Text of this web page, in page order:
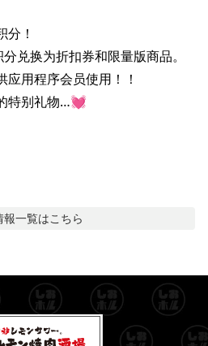
分！
换为折扣券和限量版商品。
应用程序会员使用！！
特别礼物…💓
報一覧はこちら